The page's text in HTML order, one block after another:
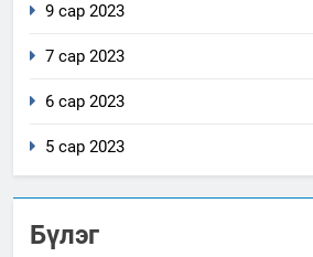
9 сар 2023
7 сар 2023
6 сар 2023
5 сар 2023
Бүлэг